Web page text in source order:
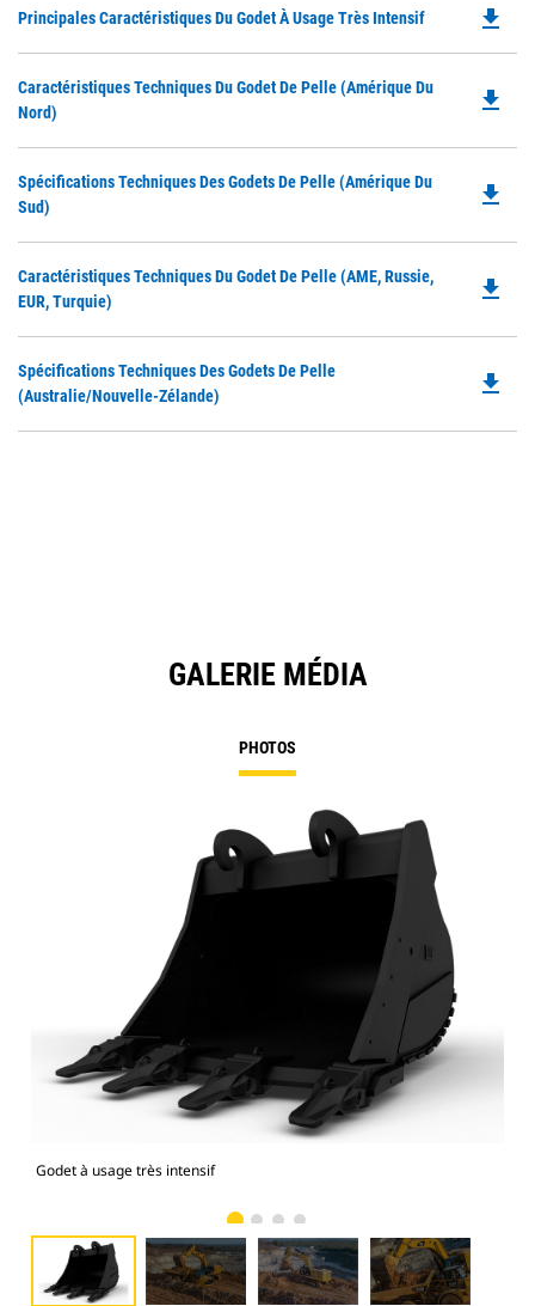
Principales Caractéristiques Du Godet À Usage Très Intensif file_download
Caractéristiques Techniques Du Godet De Pelle (Amérique Du
Nord)
file_download
Spécifications Techniques Des Godets De Pelle (Amérique Du
Sud)
file_download
Caractéristiques Techniques Du Godet De Pelle (AME, Russie,
EUR, Turquie)
file_download
Spécifications Techniques Des Godets De Pelle
(Australie/Nouvelle-Zélande)
file_download
GALERIE MÉDIA
PHOTOS
Godet à usage très intensif